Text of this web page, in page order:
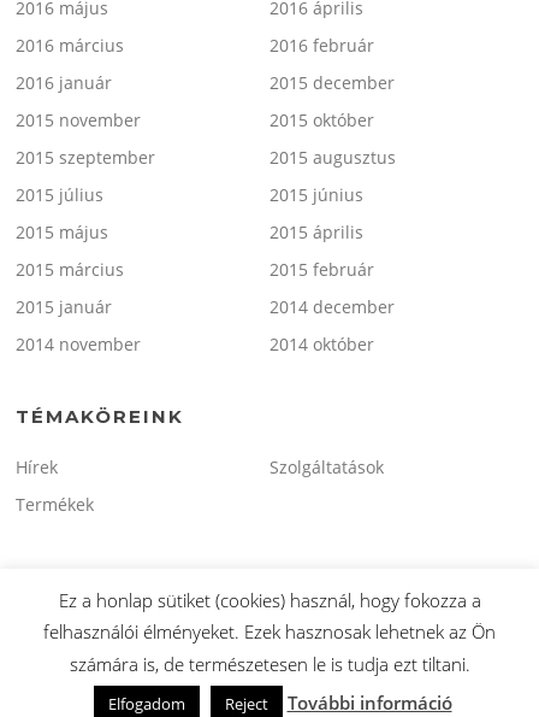
2016 május
2016 április
2016 március
2016 február
2016 január
2015 december
2015 november
2015 október
2015 szeptember
2015 augusztus
2015 július
2015 június
2015 május
2015 április
2015 március
2015 február
2015 január
2014 december
2014 november
2014 október
TÉMAKÖREINK
Hírek
Szolgáltatások
Termékek
Copyright © 2026 minitaxi.hu. Minden Jog Fenntartva.
Screenr parallax theme által FameThemes
Ez a honlap sütiket (cookies) használ, hogy fokozza a
felhasználói élményeket. Ezek hasznosak lehetnek az Ön
számára is, de természetesen le is tudja ezt tiltani.
Elfogadom Reject További információ